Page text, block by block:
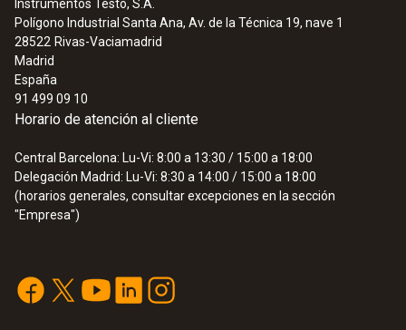
Instrumentos Testo, S.A.
Polígono Industrial Santa Ana, Av. de la Técnica 19, nave 1
28522 Rivas-Vaciamadrid
Madrid
España
91 499 09 10
Horario de atención al cliente
Central Barcelona: Lu-Vi: 8:00 a 13:30 / 15:00 a 18:00
Delegación Madrid: Lu-Vi: 8:30 a 14:00 / 15:00 a 18:00
(horarios generales, consultar excepciones en la sección
"Empresa")